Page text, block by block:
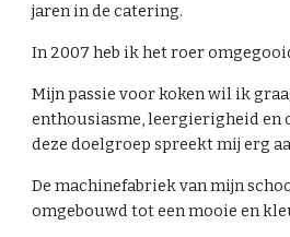
jaren in de catering.
In 2007 heb ik het roer
Mijn passie voor koken wil ik
enthousiasme, leergierigheid en
deze doelgroep spreekt mij erg
De machinefabriek van mijn
omgebouwd tot een mooie en